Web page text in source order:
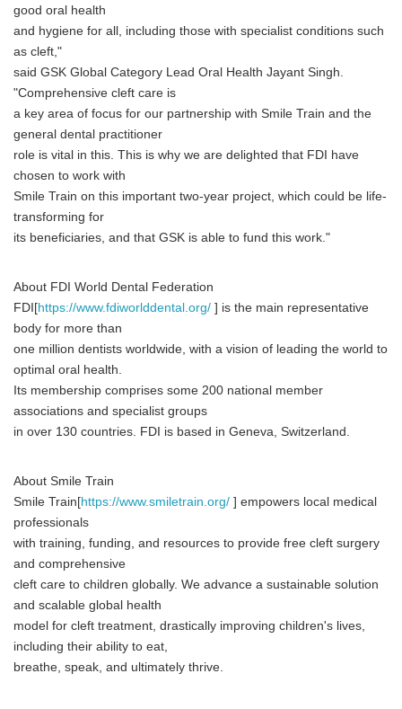
good oral health
and hygiene for all, including those with specialist conditions such
as cleft,"
said GSK Global Category Lead Oral Health Jayant Singh.
"Comprehensive cleft care is
a key area of focus for our partnership with Smile Train and the
general dental practitioner
role is vital in this. This is why we are delighted that FDI have
chosen to work with
Smile Train on this important two-year project, which could be life-
transforming for
its beneficiaries, and that GSK is able to fund this work."
About FDI World Dental Federation
FDI[https://www.fdiworlddental.org/ ] is the main representative
body for more than
one million dentists worldwide, with a vision of leading the world to
optimal oral health.
Its membership comprises some 200 national member
associations and specialist groups
in over 130 countries. FDI is based in Geneva, Switzerland.
About Smile Train
Smile Train[https://www.smiletrain.org/ ] empowers local medical
professionals
with training, funding, and resources to provide free cleft surgery
and comprehensive
cleft care to children globally. We advance a sustainable solution
and scalable global health
model for cleft treatment, drastically improving children's lives,
including their ability to eat,
breathe, speak, and ultimately thrive.